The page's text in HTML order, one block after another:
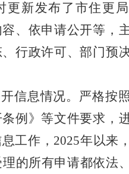
更新发布了市住更
、依申请公开等，
行政许可、部门预
信息情况。 严格按
例》等文件要求，
工作， 2025年 以来
的所有申请都依法